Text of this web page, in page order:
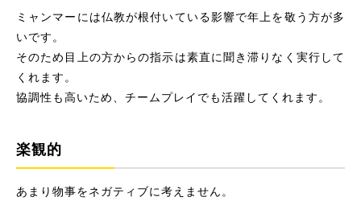
ミャンマーには仏教が根付いている影響で年上を敬う方が多
いです。
そのため目上の方からの指示は素直に聞き滞りなく実行して
くれます。
協調性も高いため、チームプレイでも活躍してくれます。
楽観的
あまり物事をネガティブに考えません。